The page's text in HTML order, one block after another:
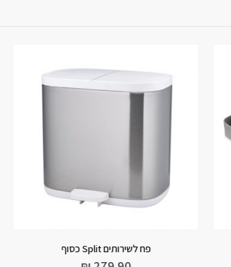
למצטרפים חדשים
סוחט לימון ופירות הדר צהוב